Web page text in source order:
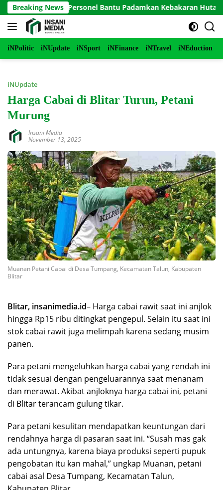
Langsung
ke
konten
Breaking News
Personel Bantu Padamkan Kebakaran Hutan di
iNPolitic iNUpdate iNSport iNFinance iNTravel iNEduction
iNUpdate
Harga Cabai di Blitar Turun, Petani
Murung
Insani Media
November 13, 2025
Muanan Petani Cabai di Desa Tumpang, Kecamatan Talun, Kabupaten
Blitar
Blitar, insanimedia.id– Harga cabai rawit saat ini anjlok
hingga Rp15 ribu ditingkat pengepul. Selain itu saat ini
stok cabai rawit juga melimpah karena sedang musim
panen.
Para petani mengeluhkan harga cabai yang rendah ini
tidak sesuai dengan pengeluarannya saat menanam
dan merawat. Akibat anjloknya harga cabai ini, petani
di Blitar terancam gulung tikar.
Para petani kesulitan mendapatkan keuntungan dari
rendahnya harga di pasaran saat ini. “Susah mas gak
ada untungnya, karena biaya produksi seperti pupuk
pengobatan itu kan mahal,” ungkap Muanan, petani
cabai asal Desa Tumpang, Kecamatan Talun,